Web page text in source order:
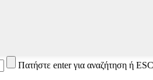
Πατήστε enter για αναζήτηση ή ESC